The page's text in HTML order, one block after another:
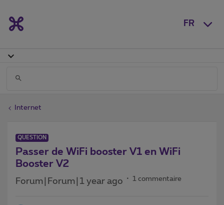
FR
Internet
QUESTION
Passer de WiFi booster V1 en WiFi
Booster V2
Forum|Forum|1 year ago 1 commentaire